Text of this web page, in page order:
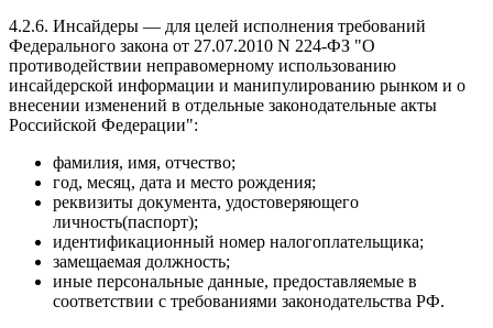
4.2.6. Инсайдеры — для целей исполнения требований
Федерального закона от 27.07.2010 N 224-ФЗ "О
противодействии неправомерному использованию
инсайдерской информации и манипулированию рынком и о
внесении изменений в отдельные законодательные акты
Российской Федерации":
фамилия, имя, отчество;
год, месяц, дата и место рождения;
реквизиты документа, удостоверяющего
личность(паспорт);
идентификационный номер налогоплательщика;
замещаемая должность;
иные персональные данные, предоставляемые в
соответствии с требованиями законодательства РФ.